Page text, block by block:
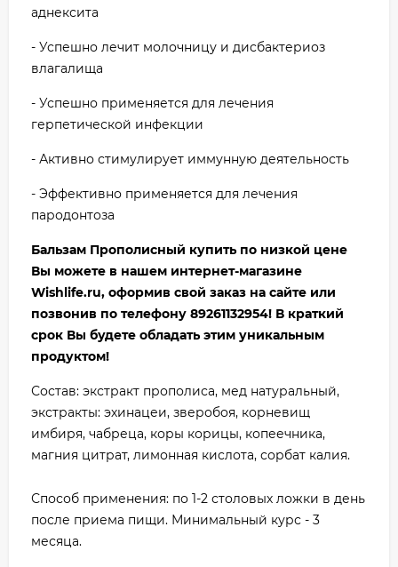
аднексита
- Успешно лечит молочницу и дисбактериоз
влагалища
- Успешно применяется для лечения
герпетической инфекции
- Активно стимулирует иммунную деятельность
- Эффективно применяется для лечения
пародонтоза
Бальзам Прополисный купить по низкой цене
Вы можете в нашем интернет-магазине
Wishlife.ru, оформив свой заказ на сайте или
позвонив по телефону 89261132954! В краткий
срок Вы будете обладать этим уникальным
продуктом!
Состав: экстракт прополиса, мед натуральный,
экстракты: эхинацеи, зверобоя, корневищ
имбиря, чабреца, коры корицы, копеечника,
магния цитрат, лимонная кислота, сорбат калия.
Способ применения: по 1-2 столовых ложки в день
после приема пищи. Минимальный курс - 3
месяца.